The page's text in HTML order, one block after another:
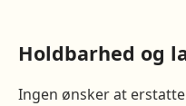
Holdbarhed og
Ingen ønsker at